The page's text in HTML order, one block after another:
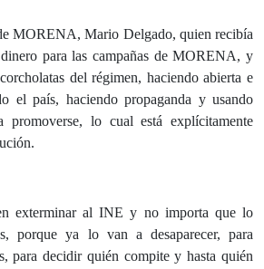
MORENA, Mario Delgado, quien recibía
para las campañas de MORENA, y
del régimen, haciendo abierta e
el país, haciendo propaganda y usando
promoverse, lo cual está explícitamente
exterminar al INE y no importa que lo
porque ya lo van a desaparecer, para
para decidir quién compite y hasta quién